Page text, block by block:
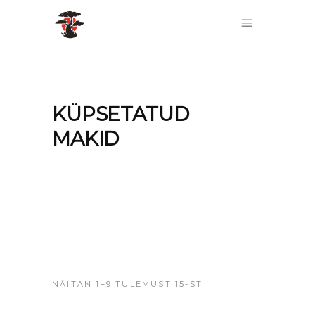
KÜPSETATUD
MAKID
NÄITAN 1–9 TULEMUST 15-ST